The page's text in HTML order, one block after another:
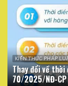
KIẾN THỨC PHÁP
Thay đổi về thời
70/2025/NĐ-